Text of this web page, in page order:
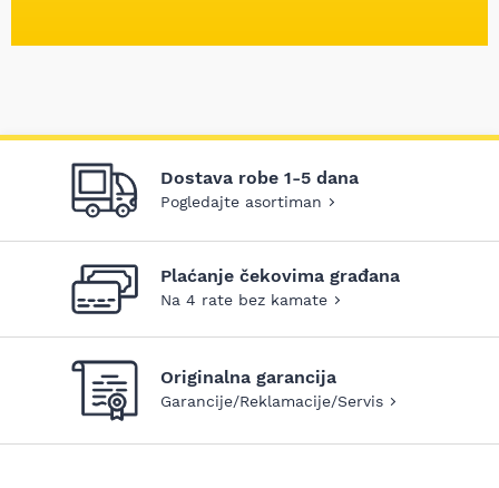
Dostava robe 1-5 dana
Pogledajte asortiman
Plaćanje čekovima građana
Na 4 rate bez kamate
Originalna garancija
Garancije/Reklamacije/Servis